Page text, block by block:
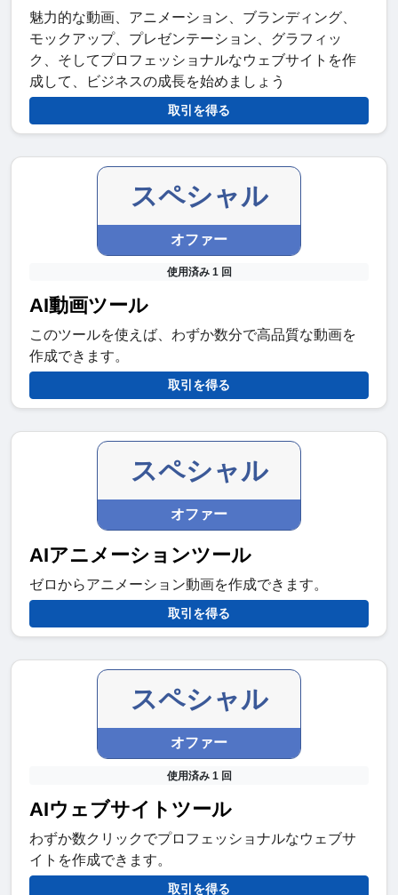
魅力的な動画、アニメーション、ブランディング、
モックアップ、プレゼンテーション、グラフィッ
ク、そしてプロフェッショナルなウェブサイトを作
成して、ビジネスの成長を始めましょう
取引を得る
スペシャル
オファー
使用済み 1 回
AI動画ツール
このツールを使えば、わずか数分で高品質な動画を
作成できます。
取引を得る
スペシャル
オファー
AIアニメーションツール
ゼロからアニメーション動画を作成できます。
取引を得る
スペシャル
オファー
使用済み 1 回
AIウェブサイトツール
わずか数クリックでプロフェッショナルなウェブサ
イトを作成できます。
取引を得る